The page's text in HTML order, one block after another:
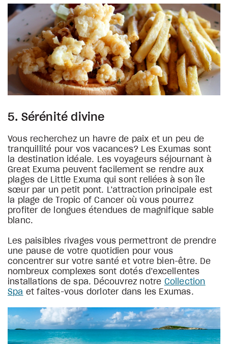
5. Sérénité divine
Vous recherchez un havre de paix et un peu de
tranquillité pour vos vacances? Les Exumas sont
la destination idéale. Les voyageurs séjournant à
Great Exuma peuvent facilement se rendre aux
plages de Little Exuma qui sont reliées à son île
sœur par un petit pont. L’attraction principale est
la plage de Tropic of Cancer où vous pourrez
profiter de longues étendues de magnifique sable
blanc.
Les paisibles rivages vous permettront de prendre
une pause de votre quotidien pour vous
concentrer sur votre santé et votre bien-être. De
nombreux complexes sont dotés d’excellentes
installations de spa. Découvrez notre Collection
Spa et faites-vous dorloter dans les Exumas.